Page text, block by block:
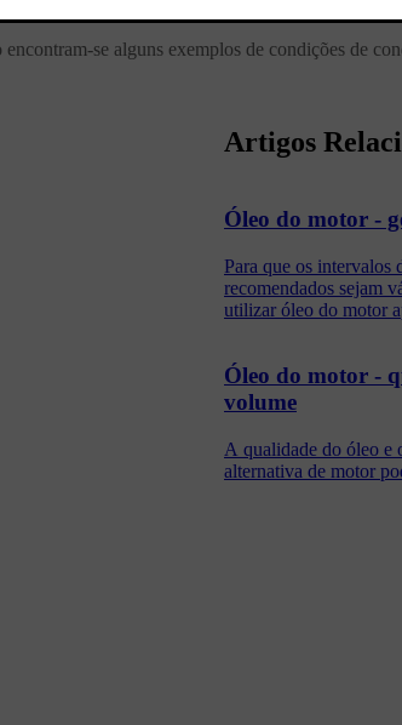
se alguns exemplos de condições de
Artigos
Óleo do motor -
Para que os intervalos
recomendados sejam
utilizar óleo do motor
Óleo do motor -
volume
A qualidade do óleo e
alternativa de motor